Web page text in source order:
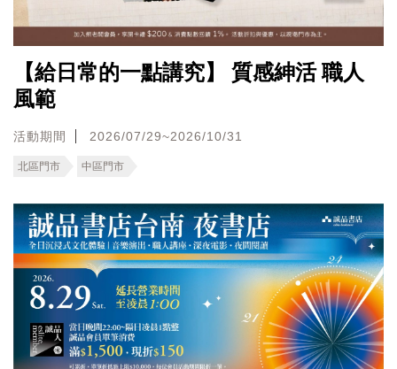
【給日常的一點講究】 質感紳活 職人
風範
活動期間 2026/07/29~2026/10/31
北區門市 中區門市